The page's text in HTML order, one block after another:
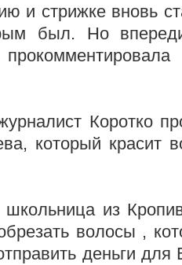
и стрижке вновь
был. Но
Коротко
который красит
из
волосы ,
деньги